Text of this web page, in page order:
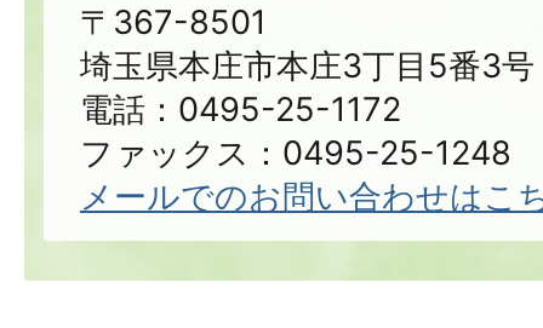
〒367-8501
埼玉県本庄市本庄3丁目5番3号
電話：0495-25-1172
ファックス：0495-25-1248
メールでのお問い合わせはこ